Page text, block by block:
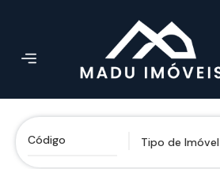
Tipo de Imóvel